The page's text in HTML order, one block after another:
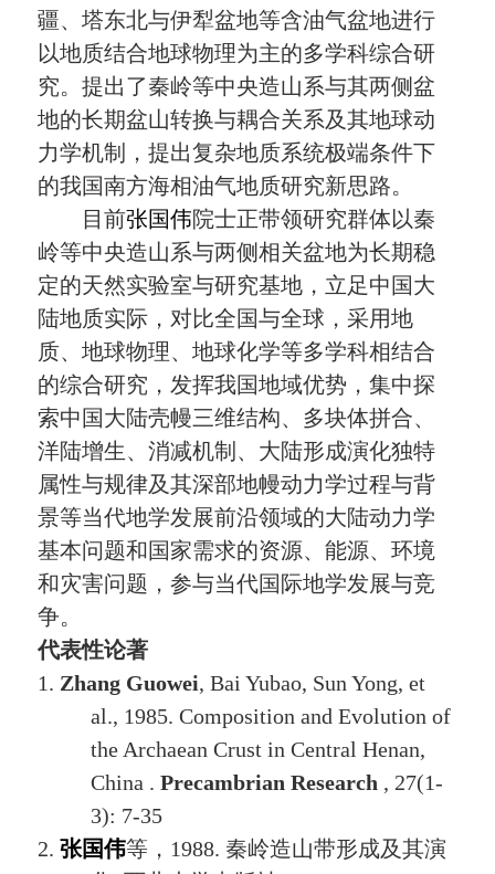
疆、塔东北与伊犁盆地等含油气盆地进行
以地质结合地球物理为主的多学科综合研
究。提出了秦岭等中央造山系与其两侧盆
地的长期盆山转换与耦合关系及其地球动
力学机制，提出复杂地质系统极端条件下
的我国南方海相油气地质研究新思路。
目前张国伟院士正带领研究群体以秦
岭等中央造山系与两侧相关盆地为长期稳
定的天然实验室与研究基地，立足中国大
陆地质实际，对比全国与全球，采用地
质、地球物理、地球化学等多学科相结合
的综合研究，发挥我国地域优势，集中探
索中国大陆壳幔三维结构、多块体拼合、
洋陆增生、消减机制、大陆形成演化独特
属性与规律及其深部地幔动力学过程与背
景等当代地学发展前沿领域的大陆动力学
基本问题和国家需求的资源、能源、环境
和灾害问题，参与当代国际地学发展与竞
争。
代表性论著
1. Zhang Guowei, Bai Yubao, Sun Yong, et
al., 1985. Composition and Evolution of
the Archaean Crust in Central Henan,
China .Precambrian Research , 27(1-
3): 7-35
2.张国伟等， 1988. 秦岭造山带形成及其演